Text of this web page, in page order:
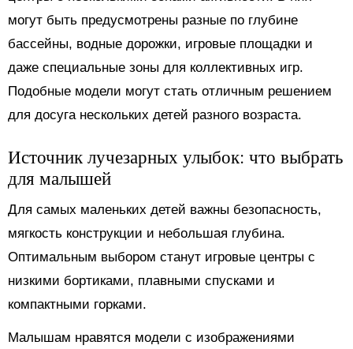
могут быть предусмотрены разные по глубине
бассейны, водные дорожки, игровые площадки и
даже специальные зоны для коллективных игр.
Подобные модели могут стать отличным решением
для досуга нескольких детей разного возраста.
Источник лучезарных улыбок: что выбрать
для малышей
Для самых маленьких детей важны безопасность,
мягкость конструкции и небольшая глубина.
Оптимальным выбором станут игровые центры с
низкими бортиками, плавными спусками и
компактными горками.
Малышам нравятся модели с изображениями